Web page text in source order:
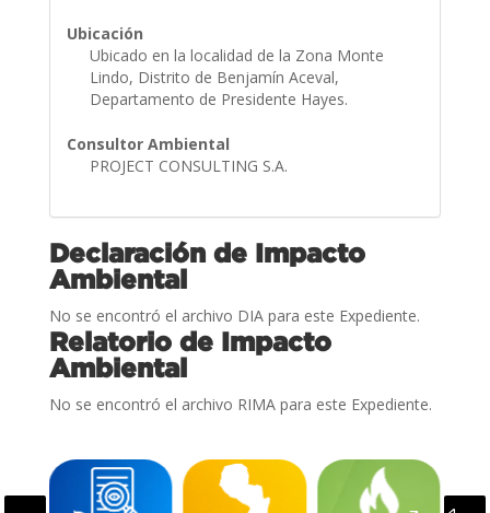
Ubicación
Ubicado en la localidad de la Zona Monte
Lindo, Distrito de Benjamín Aceval,
Departamento de Presidente Hayes.
Consultor Ambiental
PROJECT CONSULTING S.A.
Declaración de Impacto
Ambiental
No se encontró el archivo DIA para este Expediente.
Relatorio de Impacto
Ambiental
No se encontró el archivo RIMA para este Expediente.